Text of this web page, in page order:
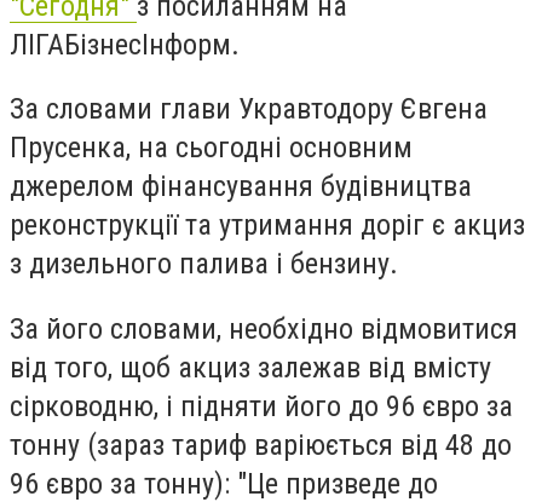
ЛІГАБізнесІнформ.
За словами глави Укравтодору Євгена
Прусенка, на сьогодні основним
джерелом фінансування будівництва
реконструкції та утримання доріг є акциз
з дизельного палива і бензину.
За його словами, необхідно відмовитися
від того, щоб акциз залежав від вмісту
сірководню, і підняти його до 96 євро за
тонну (зараз тариф варіюється від 48 до
96 євро за тонну): "Це призведе до